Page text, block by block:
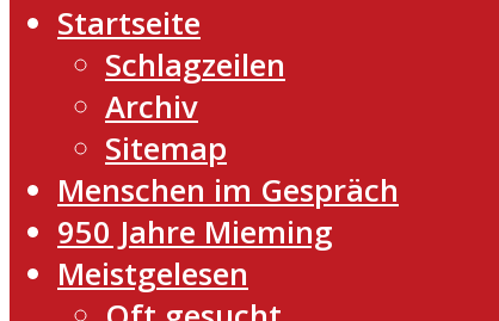
Startseite
Schlagzeilen
Archiv
Sitemap
Menschen im Gespräch
950 Jahre Mieming
Meistgelesen